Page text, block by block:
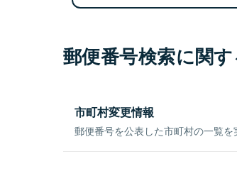
郵便番号検索に関
市町村変更情報
郵便番号を公表した市町村の一覧を